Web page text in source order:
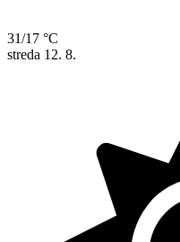
31/17 °C
streda 12. 8.